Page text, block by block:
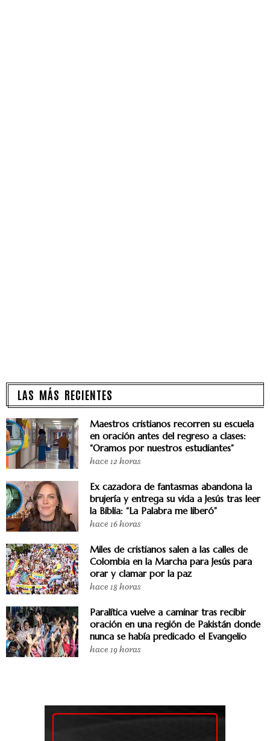
LAS MÁS RECIENTES
Maestros cristianos recorren su escuela
en oración antes del regreso a clases:
“Oramos por nuestros estudiantes”
hace 12 horas
Ex cazadora de fantasmas abandona la
brujería y entrega su vida a Jesús tras leer
la Biblia: “La Palabra me liberó”
hace 16 horas
Miles de cristianos salen a las calles de
Colombia en la Marcha para Jesús para
orar y clamar por la paz
hace 18 horas
Paralítica vuelve a caminar tras recibir
oración en una región de Pakistán donde
nunca se había predicado el Evangelio
hace 19 horas